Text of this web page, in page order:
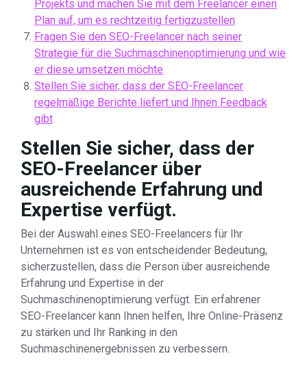
Projekts und machen Sie mit dem Freelancer einen
Plan auf, um es rechtzeitig fertigzustellen
Fragen Sie den SEO-Freelancer nach seiner
Strategie für die Suchmaschinenoptimierung und wie
er diese umsetzen möchte
Stellen Sie sicher, dass der SEO-Freelancer
regelmäßige Berichte liefert und Ihnen Feedback
gibt
Stellen Sie sicher, dass der
SEO-Freelancer über
ausreichende Erfahrung und
Expertise verfügt.
Bei der Auswahl eines SEO-Freelancers für Ihr
Unternehmen ist es von entscheidender Bedeutung,
sicherzustellen, dass die Person über ausreichende
Erfahrung und Expertise in der
Suchmaschinenoptimierung verfügt. Ein erfahrener
SEO-Freelancer kann Ihnen helfen, Ihre Online-Präsenz
zu stärken und Ihr Ranking in den
Suchmaschinenergebnissen zu verbessern.